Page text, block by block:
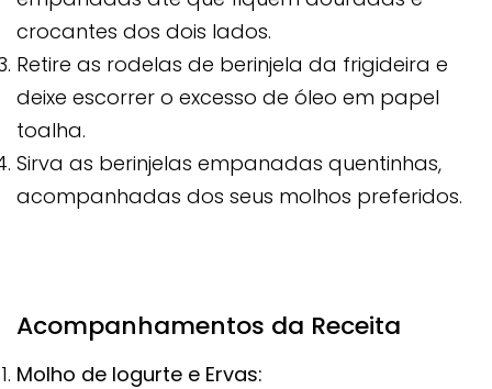
crocantes dos dois lados.
Retire as rodelas de berinjela da frigideira e
deixe escorrer o excesso de óleo em papel
toalha.
Sirva as berinjelas empanadas quentinhas,
acompanhadas dos seus molhos preferidos.
Acompanhamentos da Receita
Molho de Iogurte e Ervas: